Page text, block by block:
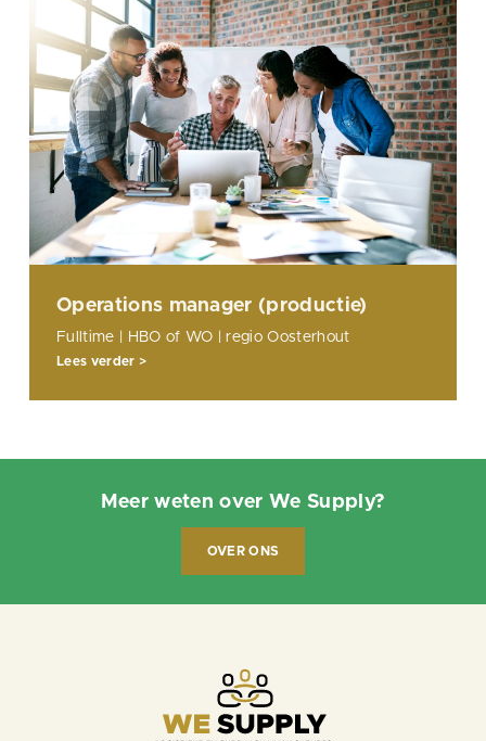
Operations manager (productie)
Fulltime | HBO of WO | regio Oosterhout
Lees verder >
Meer weten over We Supply?
OVER ONS